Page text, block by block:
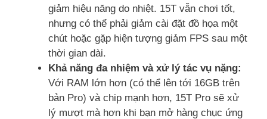
giảm hiệu năng do nhiệt. 15T vẫn chơi tốt,
nhưng có thể phải giảm cài đặt đồ họa một
chút hoặc gặp hiện tượng giảm FPS sau một
thời gian dài.
Khả năng đa nhiệm và xử lý tác vụ nặng:
Với RAM lớn hơn (có thể lên tới 16GB trên
bản Pro) và chip mạnh hơn, 15T Pro sẽ xử
lý mượt mà hơn khi bạn mở hàng chục ứng